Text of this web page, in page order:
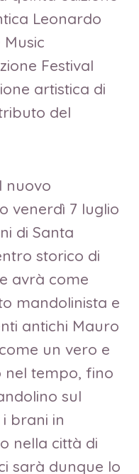
Leonardo
Festival
artistica di
del
nuovo
venerdì 7 luglio
di Santa
storico di
avrà come
mandolinista e
antichi Mauro
un vero e
nel tempo, fino
sul
brani in
nella città di
sarà dunque lo